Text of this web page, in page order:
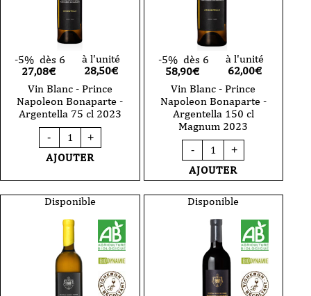
-5% dès 6
27,08€
à l'unité
28,50€
Vin Blanc - Prince
Napoleon Bonaparte -
Argentella 75 cl 2023
-
quantité
de
Vin
Blanc
Napoleon
Bonaparte
Argentella
75
cl
2023
+
AJOUTER
-5% dès 6
58,90€
à l'unité
62,00€
Vin Blanc - Prince
Napoleon Bonaparte -
Argentella 150 cl
Magnum 2023
-
quantité
de
Vin
Blanc
Prince
Napoleon
Bonaparte
Argentella
150
cl
Magnum
2023
+
AJOUTER
Disponible Disponible